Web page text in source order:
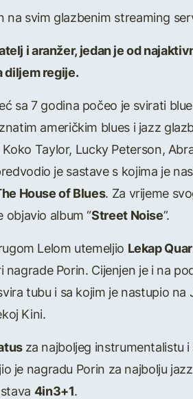
na svim glazbenim streaming
i aranžer, jedan je od
diljem regije.
sa 7 godina počeo je svirati
američkim blues i jazz
Taylor, Lucky Peterson,
je sastave s kojima je
House of Blues. Za vrijeme
objavio album “Street Noise”.
Lelom utemeljio Lekap
Porin. Cijenjen je i na
tubu i sa kojim je nastupio na
Kini.
za najboljeg instrumentalistu
je nagradu Porin za najbolju
4in3+1.